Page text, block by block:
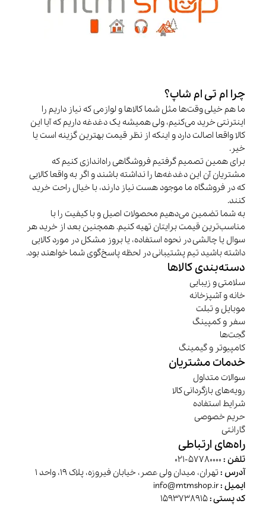
چرا ام تی ام شاپ؟
ما هم خیلی وقت‌ها مثل شما کالاها و لوازمی که نیاز داریم را
اینترنتی خرید می‌کنیم، ولی همیشه یک دغدغه داریم که آیا این
کالا واقعا اصالت دارد و اینکه از نظر قیمت بهترین گزینه است یا
خیر.
برای همین تصمیم گرفتیم فروشگاهی راه‌اندازی کنیم که
مشتریان آن این دغدغه‌ها را نداشته باشند و اگر به واقعا کالایی
که در فروشگاه ما موجود هست نیاز دارند، با خیال راحت خرید
کنند.
به شما تضمین می‌دهیم محصولات اصیل و با کیفیت را با
مناسب‌ترین قیمت برایتان تهیه کنیم. همچنین بعد از خرید هر
سوال یا چالشی در نحوه استفاده، یا بروز مشکل در مورد کالایی
داشته باشید تیم پشتیبانی در لحظه پاسخ‌گوی شما خواهند بود.
دسته‌بندی کالاها
سلامتی و زیبایی
خانه و آشپزخانه
موبایل و تبلت
سفر و کمپینگ
گجت‌ها
کامپیوتر و گیمینگ
خدمات مشتریان
سوالات متداول
رویه‌های بازگردانی کالا
شرایط استفاده
حریم خصوصی
گارانتی
راه‌های ارتباطی
تلفن :
آدرس :تهران، میدان ولی عصر، خیابان فیروزه، پلاک 19، واحد 1
ایمیل :
کد پستی :